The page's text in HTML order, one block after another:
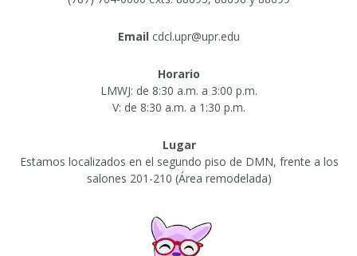
Email cdcl.upr@upr.edu
Horario
LMWJ: de 8:30 a.m. a 3:00 p.m.
V: de 8:30 a.m. a 1:30 p.m.
Lugar
Estamos localizados en el segundo piso de DMN, frente a los
salones 201-210 (Área remodelada)